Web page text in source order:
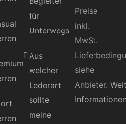
für
Unterwegs
Aus
welcher
Lederart
sollte
meine
Preise
inkl.
MwSt.
siehe
Anbieter.
Informationen